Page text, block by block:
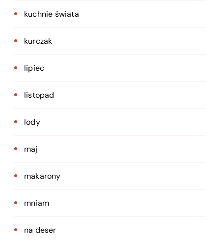
kuchnie świata
kurczak
lipiec
listopad
lody
maj
makarony
mniam
na deser